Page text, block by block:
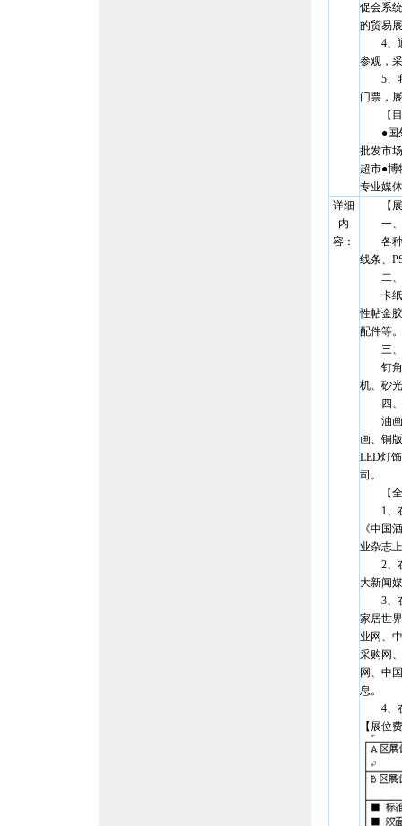
促会系
的贸易
4、通
参观，
5、我
门票，
【目
●国外
批发市
超市●博
专业媒
详细
内
容：
【展
一、
各种材
线条、
二、
卡纸、
性帖金
配件等
三、
钉角机
机、砂
四、
油画、
画、铜
LED灯
司。
【全
1、在
《中国
业杂志
2、在
大新闻
3、在
家居世
业网、
采购网
网、中
息。
4、在
【展位